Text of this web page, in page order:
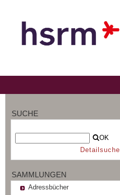
SUCHE
OK
Detailsuche
SAMMLUNGEN
Adressbücher